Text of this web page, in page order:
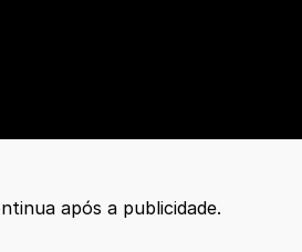
após a publicidade.